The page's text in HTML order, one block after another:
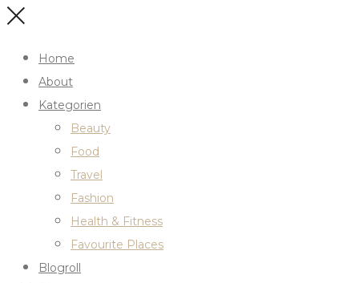
Home
About
Kategorien
Beauty
Food
Travel
Fashion
Health & Fitness
Favourite Places
Blogroll